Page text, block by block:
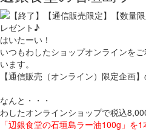
はいたーい！
いつもわしたショップオンラインを
います。
【通信販売（オンライン）限定企画】
なんと・・・
わしたオンラインショップで税込
「辺銀食堂の石垣島ラー油100g」を